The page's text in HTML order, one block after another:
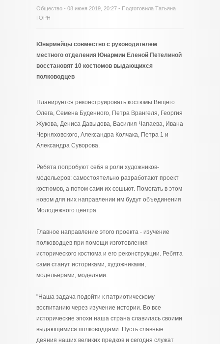
Общество - 08 июня 2019, 20:27 - Подготовила Татьяна
ГОРН
Юнармейцы совместно с руководителем
местного отделения Юнармии Еленой Петелиной
восстановят 10 костюмов выдающихся
полководцев
Планируется реконструировать костюмы Вещего
Олега, Семена Буденного, Петра Врангеля, Георгия
Жукова, Дениса Давыдова, Василия Чапаева, Ивана
Черняховского, Александра Колчака, Петра 1 и
Александра Суворова.
Ребята попробуют себя в роли художников-
модельеров: самостоятельно разработают проект
костюмов, а потом сами их сошьют. Помогать в этом
новом для них направлении им будут объединения
Молодежного центра.
Главное направление этого проекта - изучение
полководцев при помощи изготовления
исторического костюма и его реконструкции. Ребята
сами станут историками, художниками,
модельерами, моделями.
"Наша задача подойти к патриотическому
воспитанию через изучение истории. Во все
исторические эпохи наша страна славилась своими
выдающимися полководцами. Пусть славные
деяния наших великих предков и сегодня служат